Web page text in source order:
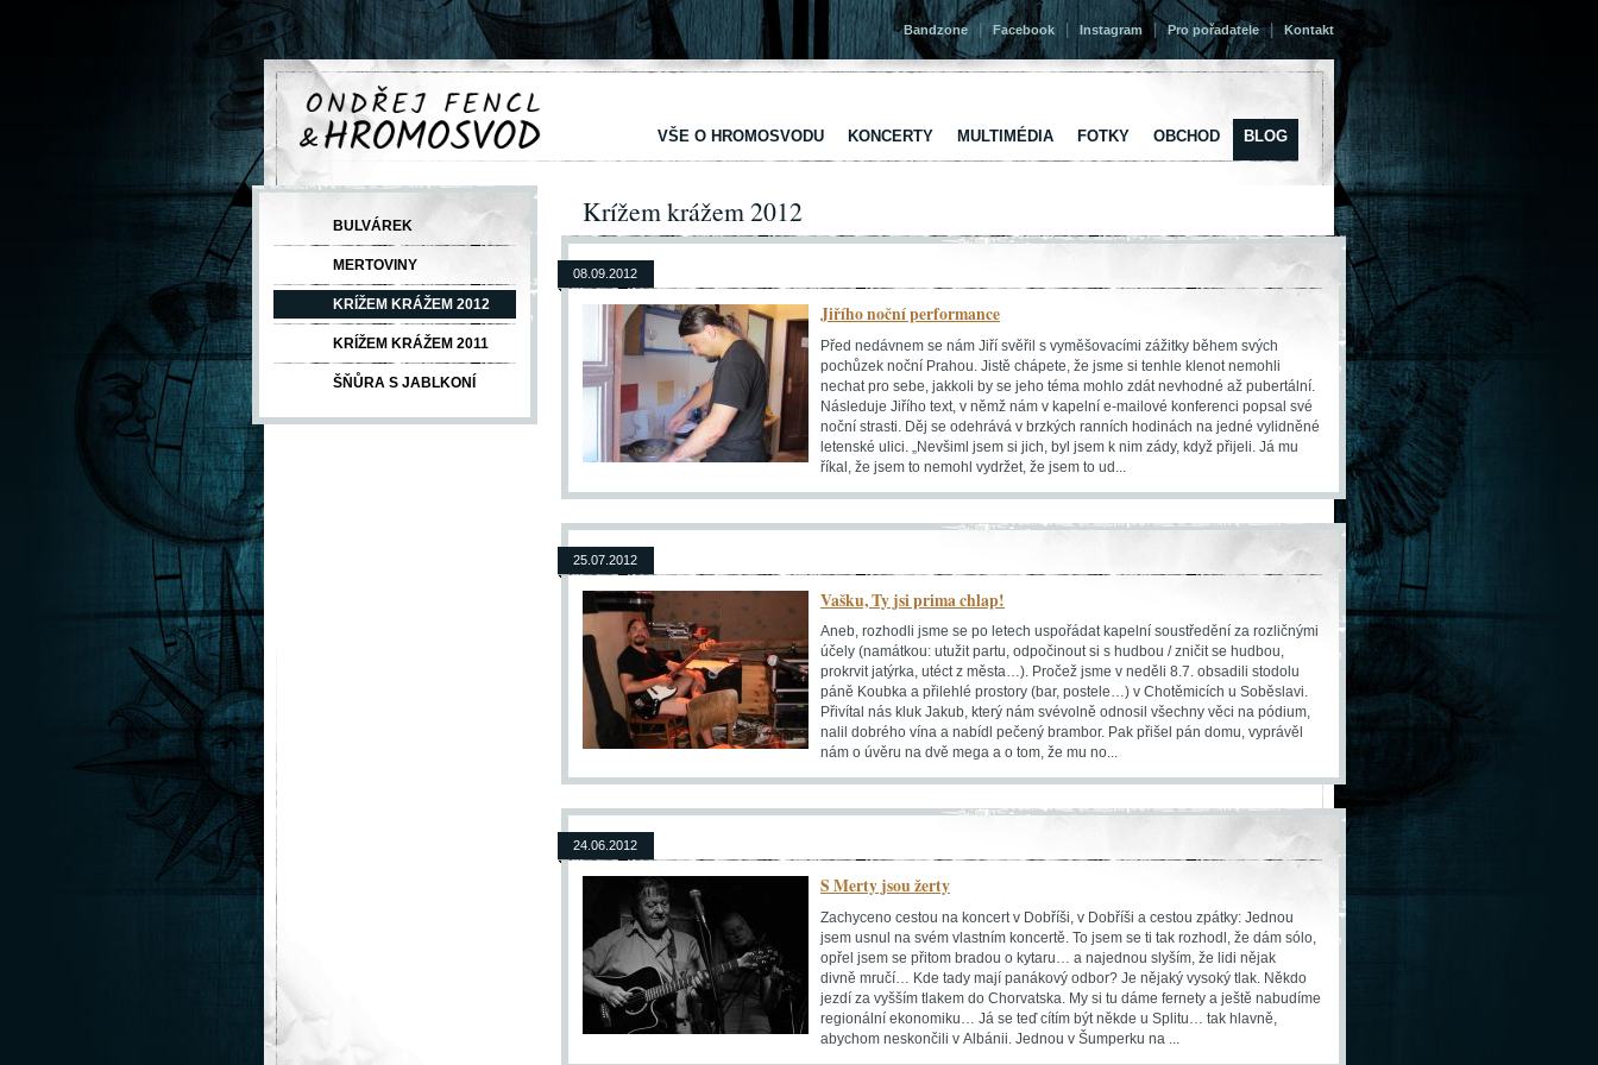
Bandzone | Facebook Instagram | Pro pořadatele | Kontakt
Krížem krážem 2012
Jiřího noční performance
08.09.2012
Před nedávnem se nám Jiří svěřil s vyměšovacími zážitky během svých
pochůzek noční Prahou. Jistě chápete, že jsme si tenhle klenot nemohli
nechat pro sebe, jakkoli by se jeho téma mohlo zdát nevhodné až pubertální.
Následuje Jiřího text, v němž nám v kapelní e-mailové konferenci popsal své
noční strasti. Děj se odehrává v brzkých ranních hodinách na jedné vylidněné
letenské ulici. „Nevšiml jsem si jich, byl jsem k nim zády, když přijeli. Já mu
říkal, že jsem to nemohl vydržet, že jsem to ud...
Vašku, Ty jsi prima chlap!
25.07.2012
Aneb, rozhodli jsme se po letech uspořádat kapelní soustředění za rozličnými
účely (namátkou: utužit partu, odpočinout si s hudbou / zničit se hudbou,
prokrvit jatýrka, utéct z města…). Pročež jsme v neděli 8.7. obsadili stodolu
páně Koubka a přilehlé prostory (bar, postele…) v Chotěmicích u Soběslavi.
Přivítal nás kluk Jakub, který nám svévolně odnosil všechny věci na pódium,
nalil dobrého vína a nabídl pečený brambor. Pak přišel pán domu, vyprávěl
nám o úvěru na dvě mega a o tom, že mu no...
S Merty jsou žerty
24.06.2012
Zachyceno cestou na koncert v Dobříši, v Dobříši a cestou zpátky: Jednou
jsem usnul na svém vlastním koncertě. To jsem se ti tak rozhodl, že dám sólo,
opřel jsem se přitom bradou o kytaru… a najednou slyším, že lidi nějak
divně mručí… Kde tady mají panákový odbor? Je nějaký vysoký tlak. Někdo
jezdí za vyšším tlakem do Chorvatska. My si tu dáme fernety a ještě nabudíme
regionální ekonomiku… Já se teď cítím být někde u Splitu… tak hlavně,
abychom neskončili v Albánii. Jednou v Šumperku na ...
BULVÁREK
MERTOVINY
KRÍŽEM KRÁŽEM 2012
KRÍŽEM KRÁŽEM 2011
ŠŇŮRA S JABLKONÍ
VŠE O HROMOSVODU KONCERTY MULTIMÉDIA FOTKY OBCHOD BLOG